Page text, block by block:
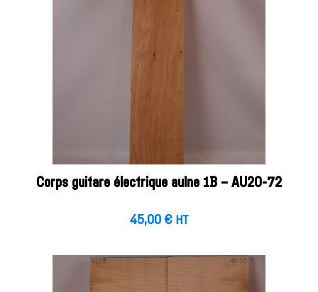
Corps guitare électrique aulne 1B – AU20-72
45,00 € HT